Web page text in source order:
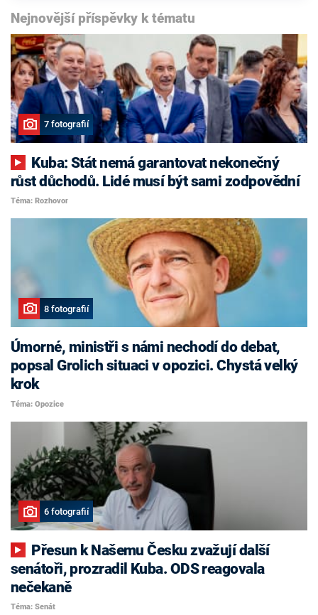
Nejnovější příspěvky k tématu
7 fotografií
růst důchodů. Lidé musí být sami zodpovědní
Téma: Rozhovor
8 fotografií
Úmorné, ministři s námi nechodí do debat,
popsal Grolich situaci v opozici. Chystá velký
krok
Téma: Opozice
6 fotografií
senátoři, prozradil Kuba. ODS reagovala
nečekaně
Téma: Senát